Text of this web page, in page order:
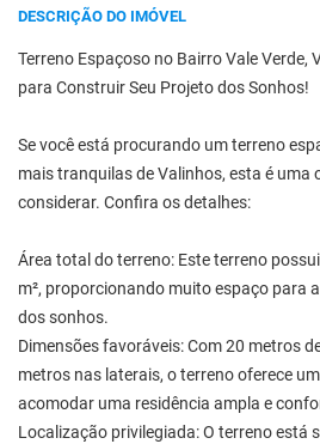
DESCRIÇÃO DO IMÓVEL
Terreno Espaçoso no Bairro Vale Verde,
para Construir Seu Projeto dos Sonhos!
Se você está procurando um terreno
mais tranquilas de Valinhos, esta é uma
considerar. Confira os detalhes:
Área total do terreno: Este terreno
m², proporcionando muito espaço para
dos sonhos.
Dimensões favoráveis: Com 20 metros
metros nas laterais, o terreno oferece
acomodar uma residência ampla e
Localização privilegiada: O terreno está